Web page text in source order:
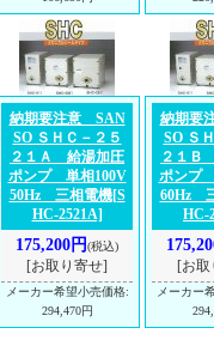
納期要注意 SAN
SO ＳＨＣ－２５
２１Ａ 給湯加圧
ポンプ 単相100V
50Hz 三相電機[S
HC-2521A]
175,200円(税込)
[お取り寄せ]
メーカー希望小売価格:
294,470円
納期要
SO Ｓ
２１Ｂ
ポンプ
60Hz
HC-
[お取
メーカー